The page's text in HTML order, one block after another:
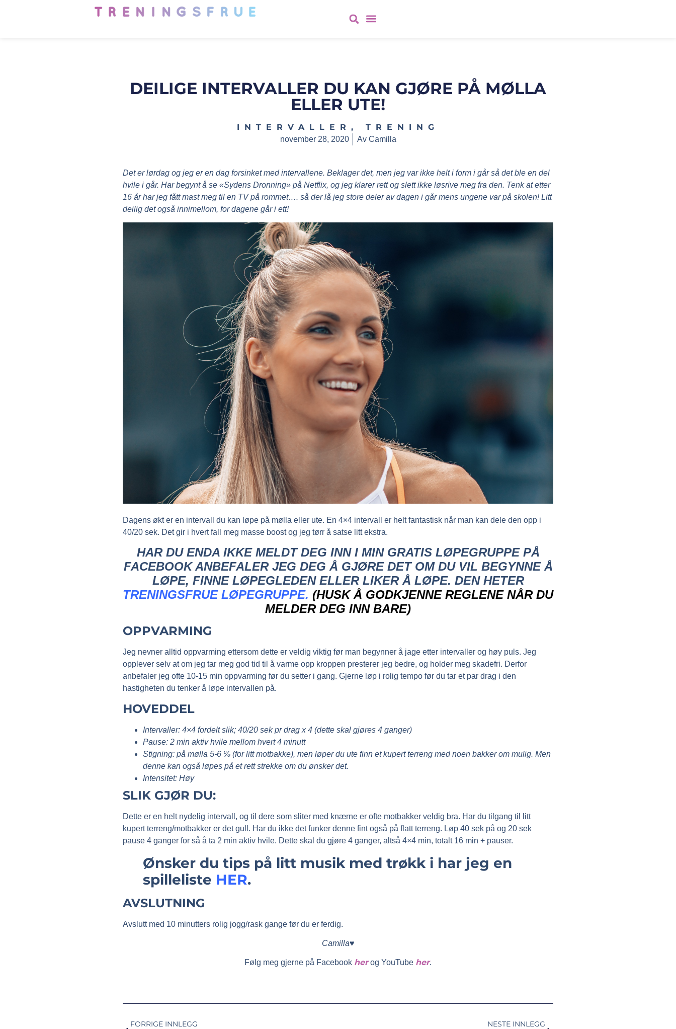
DEILIGE INTERVALLER DU KAN GJØRE PÅ MØLLA
ELLER UTE!
INTERVALLER , TRENING
november 28, 2020 AvCamilla
Det er lørdag og jeg er en dag forsinket med intervallene. Beklager det, men jeg var ikke helt i form i går så det ble en del
hvile i går. Har begynt å se «Sydens Dronning» på Netflix, og jeg klarer rett og slett ikke løsrive meg fra den. Tenk at etter
16 år har jeg fått mast meg til en TV på rommet…. så der lå jeg store deler av dagen i går mens ungene var på skolen! Litt
deilig det også innimellom, for dagene går i ett!
Dagens økt er en intervall du kan løpe på mølla eller ute. En 4×4 intervall er helt fantastisk når man kan dele den opp i
40/20 sek. Det gir i hvert fall meg masse boost og jeg tørr å satse litt ekstra.
HAR DU ENDA IKKE MELDT DEG INN I MIN GRATIS LØPEGRUPPE PÅ
FACEBOOK ANBEFALER JEG DEG Å GJØRE DET OM DU VIL BEGYNNE Å
LØPE, FINNE LØPEGLEDEN ELLER LIKER Å LØPE. DEN HETER
TRENINGSFRUE LØPEGRUPPE. (HUSK Å GODKJENNE REGLENE NÅR DU
MELDER DEG INN BARE)
OPPVARMING
Jeg nevner alltid oppvarming ettersom dette er veldig viktig før man begynner å jage etter intervaller og høy puls. Jeg
opplever selv at om jeg tar meg god tid til å varme opp kroppen presterer jeg bedre, og holder meg skadefri. Derfor
anbefaler jeg ofte 10-15 min oppvarming før du setter i gang. Gjerne løp i rolig tempo før du tar et par drag i den
hastigheten du tenker å løpe intervallen på.
HOVEDDEL
Intervaller: 4×4 fordelt slik; 40/20 sek pr drag x 4 (dette skal gjøres 4 ganger)
Pause: 2 min aktiv hvile mellom hvert 4 minutt
Stigning: på mølla 5-6 % (for litt motbakke), men løper du ute finn et kupert terreng med noen bakker om mulig. Men
denne kan også løpes på et rett strekke om du ønsker det.
Intensitet: Høy
SLIK GJØR DU:
Dette er en helt nydelig intervall, og til dere som sliter med knærne er ofte motbakker veldig bra. Har du tilgang til litt
kupert terreng/motbakker er det gull. Har du ikke det funker denne fint også på flatt terreng. Løp 40 sek på og 20 sek
pause 4 ganger for så å ta 2 min aktiv hvile. Dette skal du gjøre 4 ganger, altså 4×4 min, totalt 16 min + pauser.
Ønsker du tips på litt musik med trøkk i har jeg en
spilleliste HER.
AVSLUTNING
Avslutt med 10 minutters rolig jogg/rask gange før du er ferdig.
Camilla♥
Følg meg gjerne på Facebook herog YouTube her.
FORRIGE INNLEGG NESTE INNLEGG